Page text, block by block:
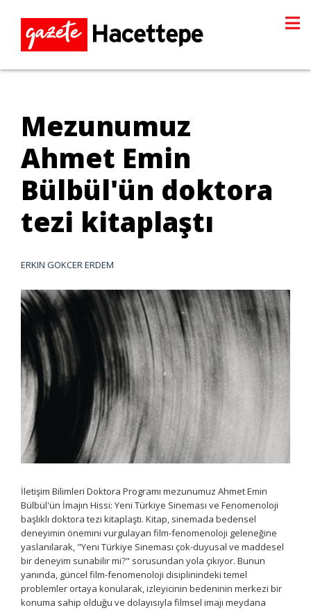
Mezunumuz
Ahmet Emin
Bülbül'ün doktora
tezi kitaplaştı
ERKIN GOKCER ERDEM
İletişim Bilimleri Doktora Programı mezunumuz Ahmet Emin
Bülbül'ün İmajın Hissi: Yeni Türkiye Sineması ve Fenomenoloji
başlıklı doktora tezi kitaplaştı. Kitap, sinemada bedensel
deneyimin önemini vurgulayan film-fenomenoloji geleneğine
yaslanılarak, "Yeni Türkiye Sineması çok-duyusal ve maddesel
bir deneyim sunabilir mi?" sorusundan yola çıkıyor. Bunun
yanında, güncel film-fenomenoloji disiplinindeki temel
problemler ortaya konularak, izleyicinin bedeninin merkezi bir
konuma sahip olduğu ve dolayısıyla filmsel imajı meydana